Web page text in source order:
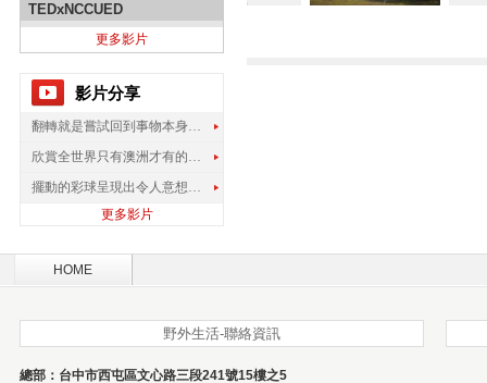
TEDxNCCUED
更多影片
影片分享
翻轉就是嘗試回到事物本身應該有的樣子 | 王政忠 | TEDxNCCUED
欣賞全世界只有澳洲才有的孔雀蜘蛛
擺動的彩球呈現出令人意想不到的視覺效果
更多影片
HOME
野外生活-聯絡資訊
總部：台中市西屯區文心路三段241號15樓之5